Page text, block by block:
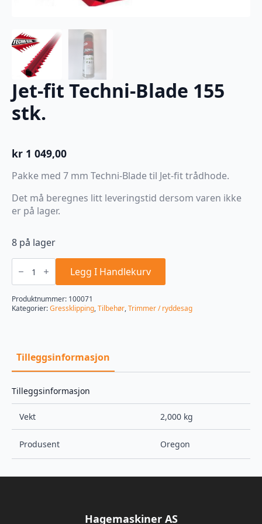
Jet-fit Techni-Blade 155
stk.
kr 1 049,00
Pakke med 7 mm Techni-Blade til Jet-fit trådhode.
Det må beregnes litt leveringstid dersom varen ikke
er på lager.
8 på lager
Jet-
Techni-
Blade
155
stk.
antall
Legg I Handlekurv
Produktnummer: 100071
Kategorier:Gressklipping,Tilbehør,Trimmer / ryddesag
Tilleggsinformasjon
Tilleggsinformasjon
Vekt 2,000 kg
Produsent Oregon
Hagemaskiner AS